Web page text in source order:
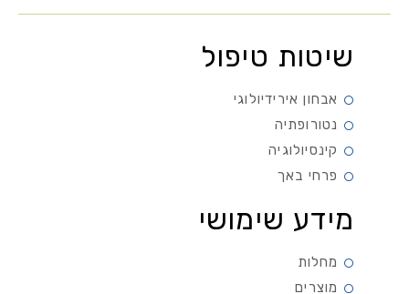
שיטות טיפול
אבחון אירידיולוגי
נטורופתיה
קינסיולוגיה
פרחי באך
מידע שימושי
מחלות
מוצרים